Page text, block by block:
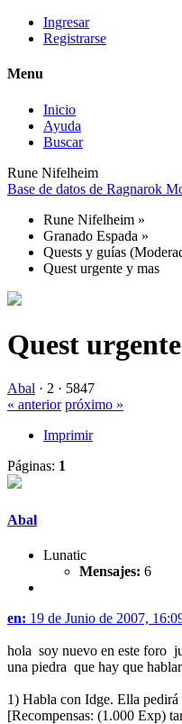
Ingresar
Registrarse
Menu
Inicio
Ayuda
Buscar
Rune Nifelheim
Base de datos de Ragnarok
Rune Nifelheim »
Granado Espada »
Quests y guías
Quest urgente y mas
Quest
Abal · 2 · 5847
« anterior próximo »
Imprimir
Páginas: 1
Abal
Lunatic
Mensajes: 6
en: 19 de Junio de 2007,
hola soy nuevo en este foro
una piedra que hay que
1) Habla con Idge. Ella pedirá
[Recompensas: (1.000 Exp)